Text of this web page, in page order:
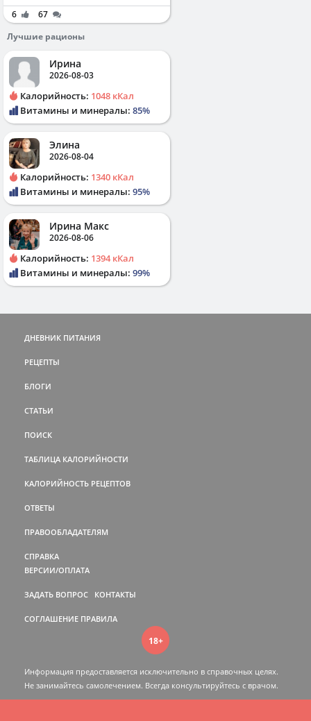
6
67
Лучшие рационы
Ирина
2026-08-03
Калорийность: 1048 кКал
Витамины и минералы: 85%
Элина
2026-08-04
Калорийность: 1340 кКал
Витамины и минералы: 95%
Ирина Макс
2026-08-06
Калорийность: 1394 кКал
Витамины и минералы: 99%
ДНЕВНИК ПИТАНИЯ
РЕЦЕПТЫ
БЛОГИ
СТАТЬИ
ПОИСК
ТАБЛИЦА КАЛОРИЙНОСТИ
КАЛОРИЙНОСТЬ РЕЦЕПТОВ
ОТВЕТЫ
ПРАВООБЛАДАТЕЛЯМ
СПРАВКА
ВЕРСИИ/ОПЛАТА
ЗАДАТЬ ВОПРОС КОНТАКТЫ
СОГЛАШЕНИЕ ПРАВИЛА
18+
Информация предоставляется исключительно в справочных целях.
Не занимайтесь самолечением. Всегда консультируйтесь c врачом.